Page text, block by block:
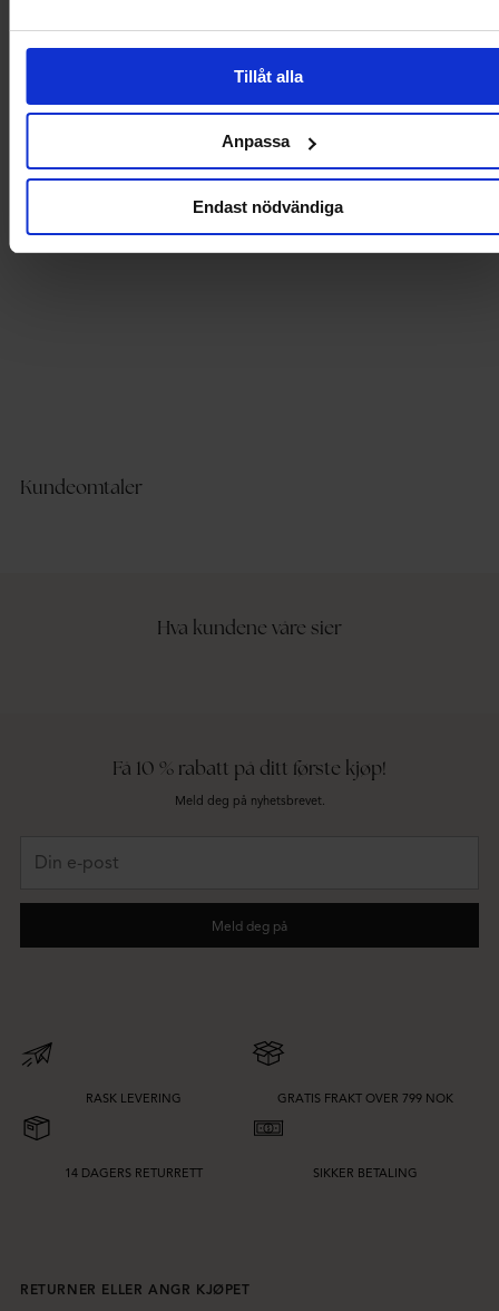
Tillåt alla
Anpassa
Endast nödvändiga
Kundeomtaler
Hva kundene våre sier
Få 10 % rabatt på ditt første kjøp!
Meld deg på nyhetsbrevet.
Meld deg på
RASK LEVERING GRATIS FRAKT OVER 799 NOK
14 DAGERS RETURRETT SIKKER BETALING
RETURNER ELLER ANGR KJØPET